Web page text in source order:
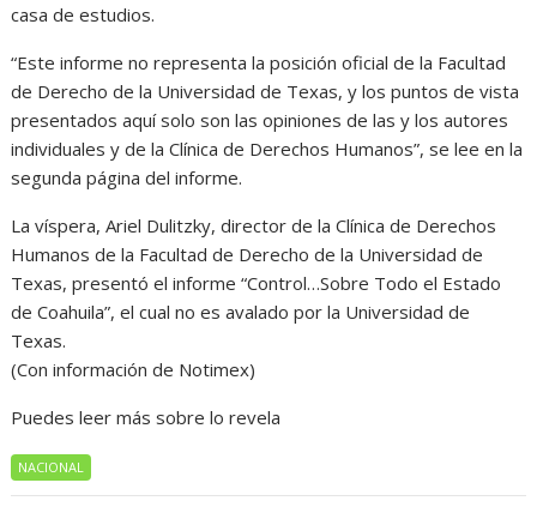
casa de estudios.
“Este informe no representa la posición oficial de la Facultad
de Derecho de la Universidad de Texas, y los puntos de vista
presentados aquí solo son las opiniones de las y los autores
individuales y de la Clínica de Derechos Humanos”, se lee en la
segunda página del informe.
La víspera, Ariel Dulitzky, director de la Clínica de Derechos
Humanos de la Facultad de Derecho de la Universidad de
Texas, presentó el informe “Control…Sobre Todo el Estado
de Coahuila”, el cual no es avalado por la Universidad de
Texas.
(Con información de Notimex)
Puedes leer más sobre lo revela
NACIONAL